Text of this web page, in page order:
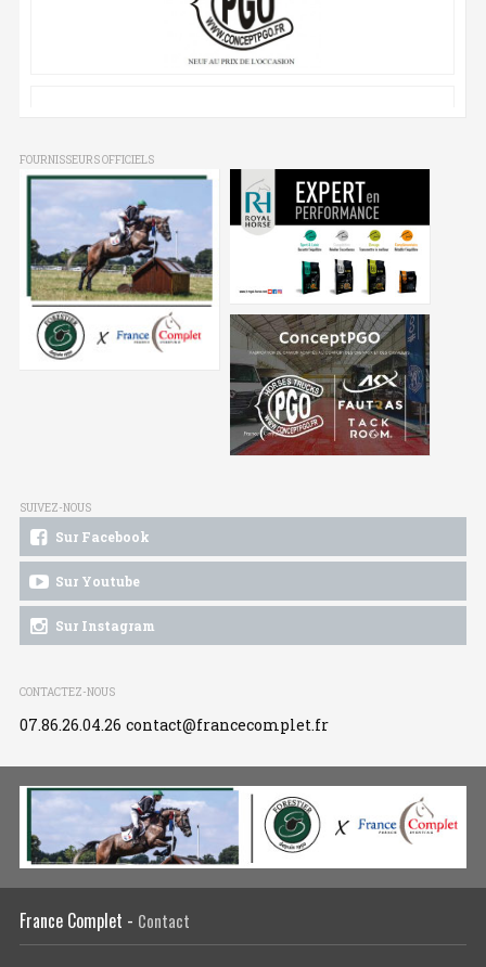
FOURNISSEURS OFFICIELS
SUIVEZ-NOUS
Sur Facebook
Sur Youtube
Sur Instagram
CONTACTEZ-NOUS
07.86.26.04.26 contact@francecomplet.fr
France Complet - Contact